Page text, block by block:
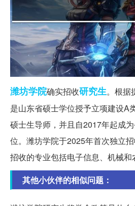
潍坊学院确实招收研究生。根据
是山东省硕士学位授予立项建设A
硕士生导师，并且自2017年起成
位。潍坊学院于2025年首次独立
招收的专业包括电子信息、机械和
其他小伙伴的相似问题：